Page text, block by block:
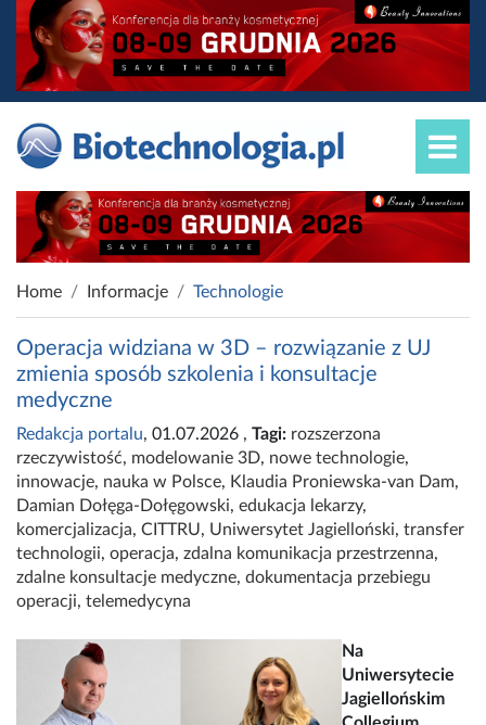
Home Informacje Technologie
Operacja widziana w 3D – rozwiązanie z UJ
zmienia sposób szkolenia i konsultacje
medyczne
Redakcja portalu, 01.07.2026 , Tagi: rozszerzona
rzeczywistość, modelowanie 3D, nowe technologie,
innowacje, nauka w Polsce, Klaudia Proniewska-van Dam,
Damian Dołęga-Dołęgowski, edukacja lekarzy,
komercjalizacja, CITTRU, Uniwersytet Jagielloński, transfer
technologii, operacja, zdalna komunikacja przestrzenna,
zdalne konsultacje medyczne, dokumentacja przebiegu
operacji, telemedycyna
Na
Uniwersytecie
Jagiellońskim